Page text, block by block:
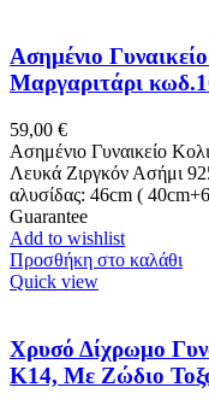
Ασημένιο
Μαργαριτάρι
59,00 €
Ασημένιο Γυναικείο
Λευκά Ζιργκόν Ασήμι
αλυσίδας: 46cm (
Guarantee
Add to wishlist
Προσθήκη στο καλάθι
Quick view
Χρυσό Δίχρωμο
K14, Με Ζώδιο